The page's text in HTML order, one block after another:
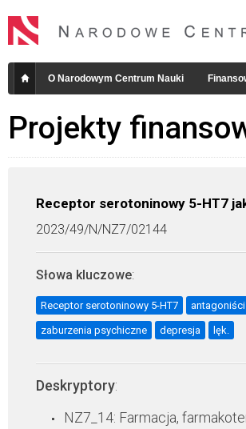
O Narodowym Centrum Nauki
Projekty
Receptor serotoninowy 5-HT7
2023/49/N/NZ7/02144
Słowa kluczowe:
Receptor serotoninowy 5-HT7 antagoniści
zaburzenia psychiczne depresja lęk.
Deskryptory:
NZ7_14: Farmacja,